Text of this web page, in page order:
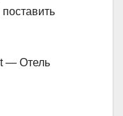
— Отель